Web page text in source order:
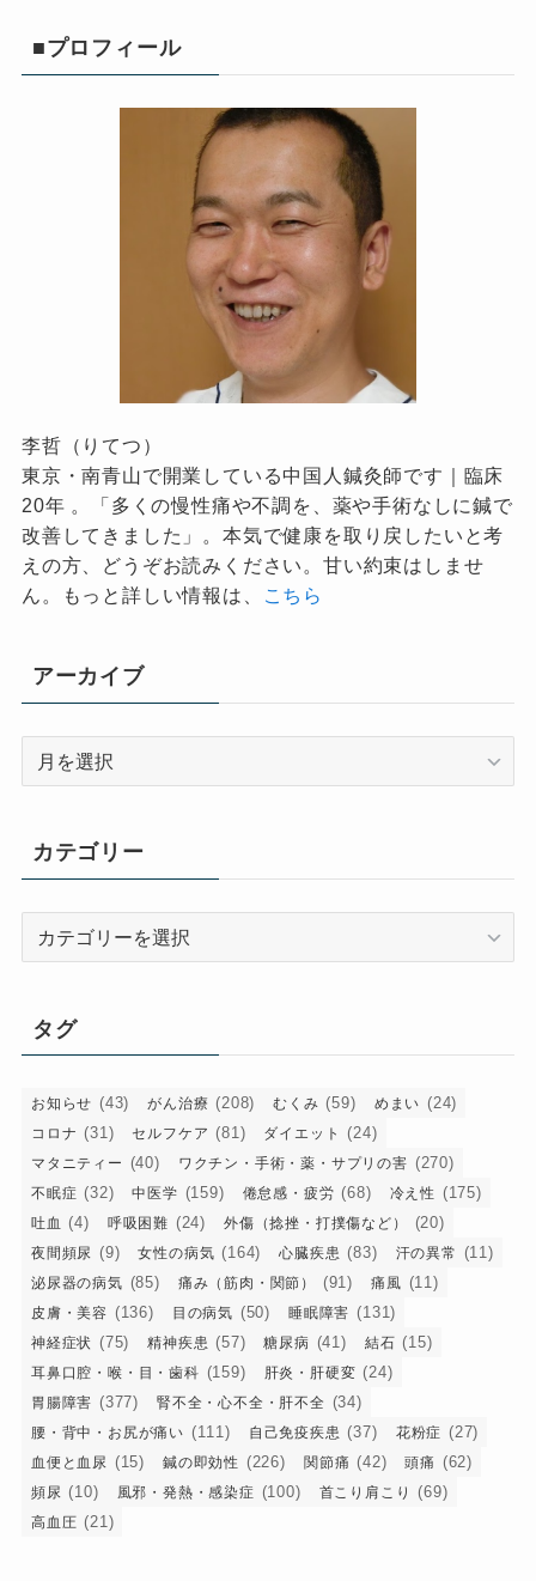
■プロフィール
李哲（りてつ）
東京・南青山で開業している中国人鍼灸師です｜臨床
20年 。「多くの慢性痛や不調を、薬や手術なしに鍼で
改善してきました」。本気で健康を取り戻したいと考
えの方、どうぞお読みください。甘い約束はしませ
ん。もっと詳しい情報は、
こちら
アーカイブ
ブ
カテゴリー
ー
タグ
お知らせ (43) がん治療 (208) むくみ (59) めまい (24)
コロナ (31) セルフケア (81) ダイエット (24)
マタニティー (40) ワクチン・手術・薬・サプリの害 (270)
不眠症 (32) 中医学 (159) 倦怠感・疲労 (68) 冷え性 (175)
吐血 (4) 呼吸困難 (24) 外傷（捻挫・打撲傷など） (20)
夜間頻尿 (9) 女性の病気 (164) 心臓疾患 (83) 汗の異常 (11)
泌尿器の病気 (85) 痛み（筋肉・関節） (91) 痛風 (11)
皮膚・美容 (136) 目の病気 (50) 睡眠障害 (131)
神経症状 (75) 精神疾患 (57) 糖尿病 (41) 結石 (15)
耳鼻口腔・喉・目・歯科 (159) 肝炎・肝硬変 (24)
胃腸障害 (377) 腎不全・心不全・肝不全 (34)
腰・背中・お尻が痛い (111) 自己免疫疾患 (37) 花粉症 (27)
血便と血尿 (15) 鍼の即効性 (226) 関節痛 (42) 頭痛 (62)
頻尿 (10) 風邪・発熱・感染症 (100) 首こり肩こり (69)
高血圧 (21)